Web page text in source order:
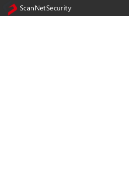
ScanNetSecurity